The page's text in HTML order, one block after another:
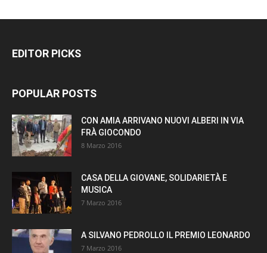
EDITOR PICKS
POPULAR POSTS
CON AMIA ARRIVANO NUOVI ALBERI IN VIA
FRÀ GIOCONDO
8 Marzo 2016
CASA DELLA GIOVANE, SOLIDARIETÀ E
MUSICA
7 Marzo 2016
A SILVANO PEDROLLO IL PREMIO LEONARDO
7 Marzo 2016